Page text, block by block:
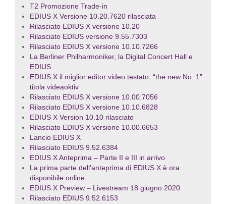
T2 Promozione Trade-in
EDIUS X Versione 10.20.7620 rilasciata
Rilasciato EDIUS X versione 10.20
Rilasciato EDIUS versione 9.55.7303
Rilasciato EDIUS X versione 10.10.7266
La Berliner Philharmoniker, la Digital Concert Hall e
EDIUS
EDIUS X il miglior editor video testato: “the new No. 1”
titola videaoktiv
Rilasciato EDIUS X versione 10.00.7056
Rilasciato EDIUS X versione 10.10.6828
EDIUS X Version 10.10 rilasciato
Rilasciato EDIUS X versione 10.00.6653
Lancio EDIUS X
Rilasciato EDIUS 9.52.6384
EDIUS X Anteprima – Parte II e III in arrivo
La prima parte dell'anteprima di EDIUS X è ora
disponibile online
EDIUS X Preview – Livestream 18 giugno 2020
Rilasciato EDIUS 9.52.6153